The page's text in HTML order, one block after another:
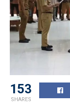
153
SHARES